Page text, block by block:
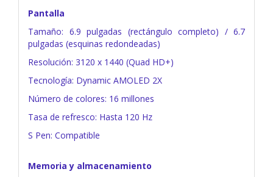
Pantalla
Tamaño: 6.9 pulgadas (rectángulo completo) / 6.7
pulgadas (esquinas redondeadas)
Resolución: 3120 x 1440 (Quad HD+)
Tecnología: Dynamic AMOLED 2X
Número de colores: 16 millones
Tasa de refresco: Hasta 120 Hz
S Pen: Compatible
Memoria y almacenamiento